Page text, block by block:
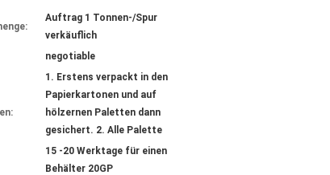
Auftrag 1 Tonnen-/Spur
verkäuflich
negotiable
1. Erstens verpackt in den
Papierkartonen und auf
hölzernen Paletten dann
gesichert. 2. Alle Palette
15 -20 Werktage für einen
Behälter 20GP